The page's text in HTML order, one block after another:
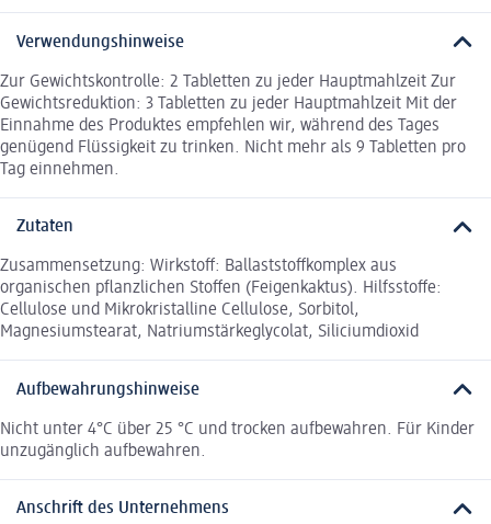
Verwendungshinweise
Zur Gewichtskontrolle: 2 Tabletten zu jeder Hauptmahlzeit Zur
Gewichtsreduktion: 3 Tabletten zu jeder Hauptmahlzeit Mit der
Einnahme des Produktes empfehlen wir, während des Tages
genügend Flüssigkeit zu trinken. Nicht mehr als 9 Tabletten pro
Tag einnehmen.
Zutaten
Zusammensetzung: Wirkstoff: Ballaststoffkomplex aus
organischen pflanzlichen Stoffen (Feigenkaktus). Hilfsstoffe:
Cellulose und Mikrokristalline Cellulose, Sorbitol,
Magnesiumstearat, Natriumstärkeglycolat, Siliciumdioxid
Aufbewahrungshinweise
Nicht unter 4°C über 25 °C und trocken aufbewahren. Für Kinder
unzugänglich aufbewahren.
Anschrift des Unternehmens